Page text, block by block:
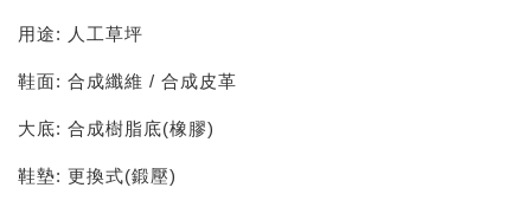
用途: 人工草坪
鞋面: 合成纖維 / 合成皮革
大底: 合成樹脂底(橡膠)
鞋墊: 更換式(鍛壓)